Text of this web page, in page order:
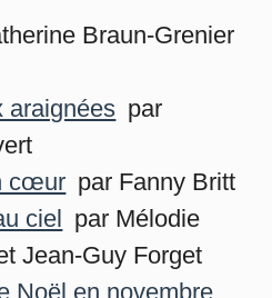
Braun-Grenier
araignées par
cœur par Fanny Britt
ciel par Mélodie
Jean-Guy Forget
Noël en novembre